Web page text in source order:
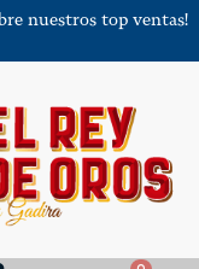
nuestros top ventas!